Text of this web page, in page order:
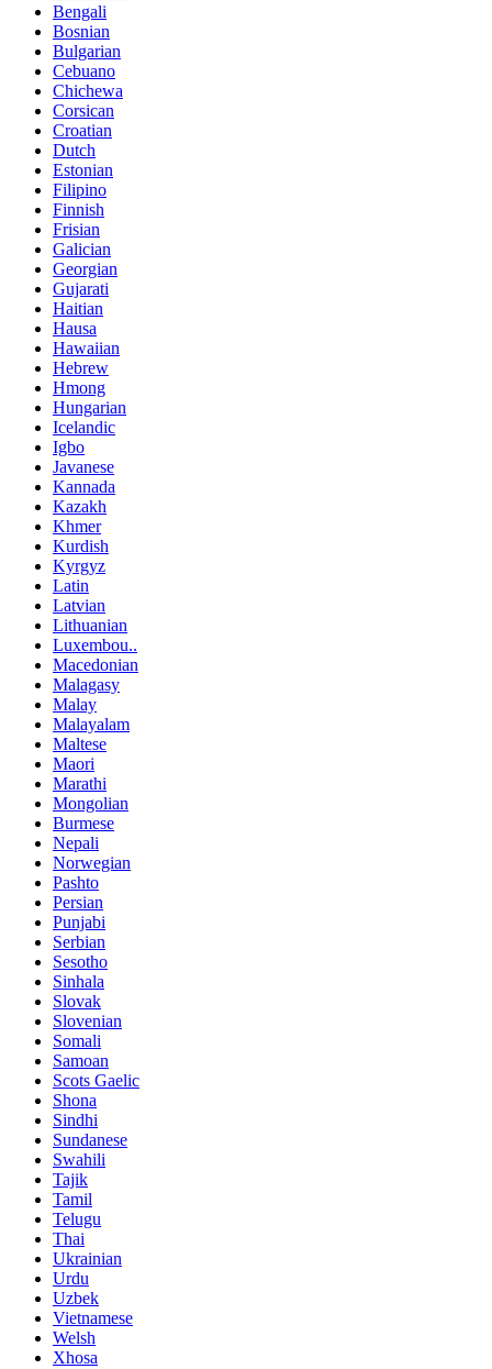
Bengali
Bosnian
Bulgarian
Cebuano
Chichewa
Corsican
Croatian
Dutch
Estonian
Filipino
Finnish
Frisian
Galician
Georgian
Gujarati
Haitian
Hausa
Hawaiian
Hebrew
Hmong
Hungarian
Icelandic
Igbo
Javanese
Kannada
Kazakh
Khmer
Kurdish
Kyrgyz
Latin
Latvian
Lithuanian
Luxembou..
Macedonian
Malagasy
Malay
Malayalam
Maltese
Maori
Marathi
Mongolian
Burmese
Nepali
Norwegian
Pashto
Persian
Punjabi
Serbian
Sesotho
Sinhala
Slovak
Slovenian
Somali
Samoan
Scots Gaelic
Shona
Sindhi
Sundanese
Swahili
Tajik
Tamil
Telugu
Thai
Ukrainian
Urdu
Uzbek
Vietnamese
Welsh
Xhosa